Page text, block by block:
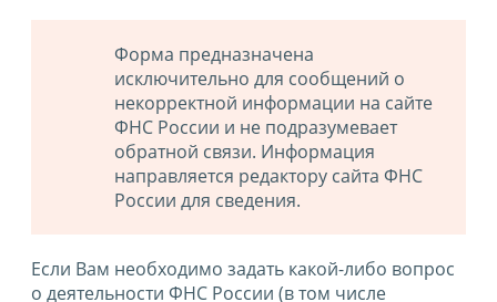
Форма предназначена
исключительно для сообщений о
некорректной информации на сайте
ФНС России и не подразумевает
обратной связи. Информация
направляется редактору сайта ФНС
России для сведения.
Если Вам необходимо задать какой-либо вопрос
о деятельности ФНС России (в том числе